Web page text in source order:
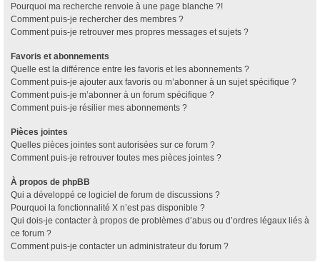
Pourquoi ma recherche renvoie à une page blanche ?!
Comment puis-je rechercher des membres ?
Comment puis-je retrouver mes propres messages et sujets ?
Favoris et abonnements
Quelle est la différence entre les favoris et les abonnements ?
Comment puis-je ajouter aux favoris ou m’abonner à un sujet spécifique ?
Comment puis-je m’abonner à un forum spécifique ?
Comment puis-je résilier mes abonnements ?
Pièces jointes
Quelles pièces jointes sont autorisées sur ce forum ?
Comment puis-je retrouver toutes mes pièces jointes ?
À propos de phpBB
Qui a développé ce logiciel de forum de discussions ?
Pourquoi la fonctionnalité X n’est pas disponible ?
Qui dois-je contacter à propos de problèmes d’abus ou d’ordres légaux liés à
ce forum ?
Comment puis-je contacter un administrateur du forum ?